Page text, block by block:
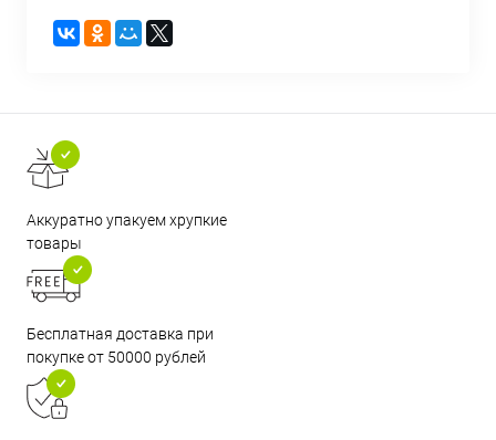
Аккуратно упакуем хрупкие
товары
Бесплатная доставка при
покупке от 50000 рублей